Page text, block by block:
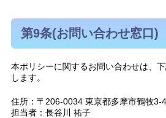
第9条(お問い合わせ窓口)
本ポリシーに関するお問い合わせは、
します。
住所：〒206-0034 東京都多摩市鶴牧3-
担当者：長谷川 祐子